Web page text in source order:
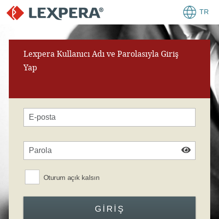
TR
Lexpera Kullanıcı Adı ve Parolasıyla Giriş
Yap
Oturum açık kalsın
GIRIŞ